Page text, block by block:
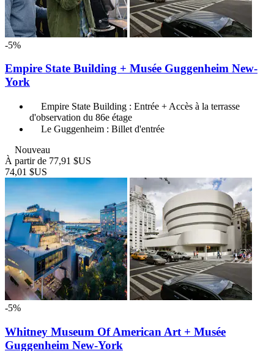
-5%
Empire State Building + Musée Guggenheim New-
York
Empire State Building : Entrée + Accès à la terrasse
d'observation du 86e étage
Le Guggenheim : Billet d'entrée
Nouveau
À partir de 77,91 $US
74,01 $US
-5%
Whitney Museum Of American Art + Musée
Guggenheim New-York